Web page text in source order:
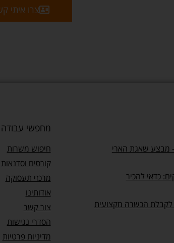
צרו איתי
– מבצע שאגת הארי
כדאי להכיר
לקבלת הכשרה מקצועית
מחפשי עבודה
חיפוש משרות
קורסים וסדנאות
מרכזי תעסוקה
אודותינו
צור קשר
הסדרי נגישות
מדיניות פרטיות